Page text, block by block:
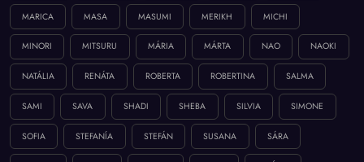
MARICA MASA MASUMI MERIKH MICHI
MINORI MITSURU MÁRIA MÁRTA NAO NAOKI
NATÁLIA RENÁTA ROBERTA ROBERTINA SALMA
SAMI SAVA SHADI SHEBA SILVIA SIMONE
SOFIA STEFANÍA STEFÁN SUSANA SÁRA